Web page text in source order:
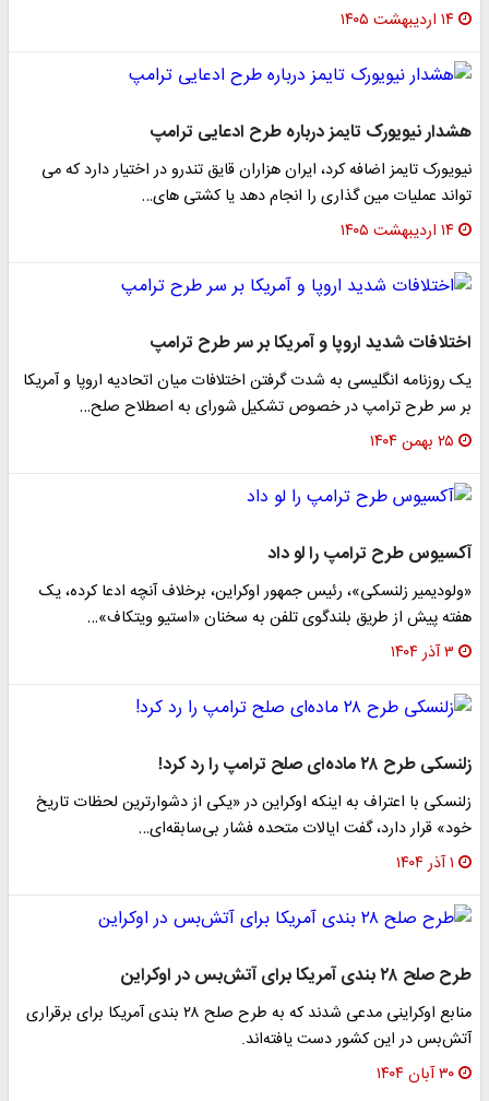
۱۴ اردیبهشت ۱۴۰۵
هشدار نیویورک تایمز درباره طرح ادعایی ترامپ
نیویورک تایمز اضافه کرد، ایران هزاران قایق تندرو در اختیار دارد که می
تواند عملیات مین گذاری را انجام دهد یا کشتی های…
۱۴ اردیبهشت ۱۴۰۵
اختلافات شدید اروپا و آمریکا بر سر طرح ترامپ
یک روزنامه انگلیسی به شدت گرفتن اختلافات میان اتحادیه اروپا و آمریکا
بر سر طرح ترامپ در خصوص تشکیل شورای به اصطلاح صلح…
۲۵ بهمن ۱۴۰۴
آکسیوس طرح ترامپ را لو داد
«ولودیمیر زلنسکی»، رئیس جمهور اوکراین، برخلاف آنچه ادعا کرده، یک
هفته پیش از طریق بلندگوی تلفن به سخنان «استیو ویتکاف»…
۳ آذر ۱۴۰۴
زلنسکی طرح ۲۸ ماده‌ای صلح ترامپ را رد کرد!
زلنسکی با اعتراف به اینکه اوکراین در «یکی از دشوارترین لحظات تاریخ
خود» قرار دارد، گفت ایالات متحده فشار بی‌سابقه‌ای…
۱ آذر ۱۴۰۴
طرح صلح ۲۸ بندی آمریکا برای آتش‌بس در اوکراین
منابع اوکراینی مدعی شدند که به طرح صلح ۲۸ بندی آمریکا برای برقراری
آتش‌بس در این کشور دست یافته‌اند.
۳۰ آبان ۱۴۰۴